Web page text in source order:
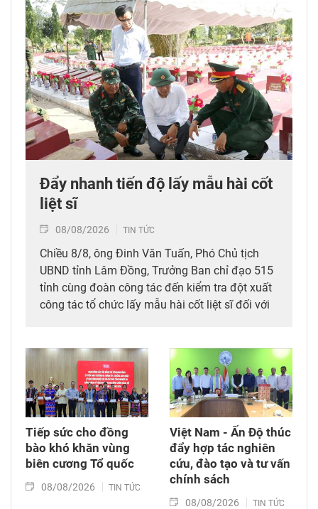
Đẩy nhanh tiến độ lấy mẫu hài cốt
liệt sĩ
08/08/2026 TIN TỨC
Chiều 8/8, ông Đinh Văn Tuấn, Phó Chủ tịch
UBND tỉnh Lâm Đồng, Trưởng Ban chỉ đạo 515
tỉnh cùng đoàn công tác đến kiểm tra đột xuất
công tác tổ chức lấy mẫu hài cốt liệt sĩ đối với
thời tặng quà cho cán bộ, chiến sĩ tham gia
công tác lấy mẫu tại đây.
Tiếp sức cho đồng
bào khó khăn vùng
biên cương Tổ quốc
08/08/2026 TIN TỨC
Việt Nam - Ấn Độ thúc
đẩy hợp tác nghiên
cứu, đào tạo và tư vấn
chính sách
08/08/2026 TIN TỨC